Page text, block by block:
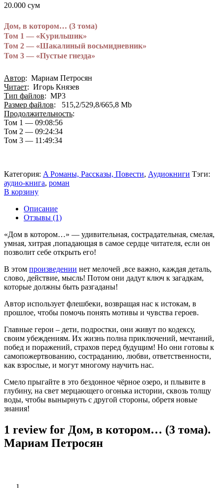
20.000 сум
Дом, в котором… (3 тома)
Том 1 — «Курильшик»
Том 2 — «Шакалиный восьмидневник»
Том 3 — «Пустые гнезда»
Автор: Мариам Петросян
Читает: Игорь Князев
Тип файлов: MP3
Размер файлов: 515,2/529,8/665,8 Mb
Продолжительность:
Том 1 — 09:08:56
Том 2 — 09:24:34
Том 3 — 11:49:34
Категория: A Романы, Рассказы, Повести, Аудиокниги Тэги:
аудио-книга, роман
В корзину
Описание
Отзывы (1)
«Дом в котором…» — удивительная, сострадательная, смелая,
умная, хитрая ,попадающая в самое сердце читателя, если он
позволит себе открыть его!
В этом произведении нет мелочей ,все важно, каждая деталь,
слово, действие, мысль! Потом они дадут ключ к загадкам,
которые должны быть разгаданы!
Автор использует флешбеки, возвращая нас к истокам, в
прошлое, чтобы помочь понять мотивы и чувства героев.
Главные герои – дети, подростки, они живут по кодексу,
своим убеждениям. Их жизнь полна приключений, мечтаний,
побед и поражений, страхов перед будущим! Но они готовы к
самопожертвованию, состраданию, любви, ответственности,
как взрослые, и могут многому научить нас.
Смело прыгайте в это бездонное чёрное озеро, и плывите в
глубину, на свет мерцающего огонька истории, сквозь толщу
воды, чтобы вынырнуть с другой стороны, обретя новые
знания!
1 review for Дом, в котором… (3 тома).
Мариам Петросян